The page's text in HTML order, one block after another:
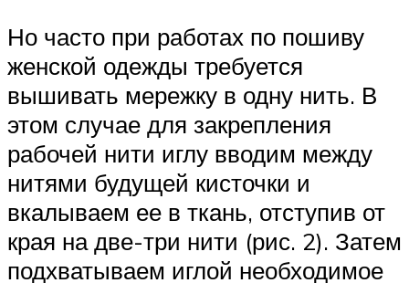
Но часто при работах по пошиву
женской одежды требуется
вышивать мережку в одну нить. В
этом случае для закрепления
рабочей нити иглу вводим между
нитями будущей кисточки и
вкалываем ее в ткань, отступив от
края на две-три нити (рис. 2). Затем
подхватываем иглой необходимое